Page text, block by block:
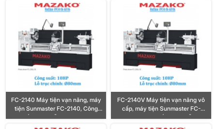
FC-2140 Máy tiện vạn năng, máy
tiện Sunmaster FC-2140, Công
suất 10HP, Lỗ trục Ø80mm
FC-2140V Máy tiện vạn năng vô
cấp, máy tiện Sunmaster FC-
2140V, Công suất 10HP, Lỗ trục